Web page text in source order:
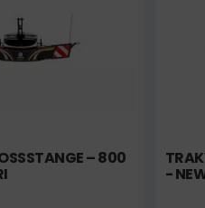
– 800 K
NEW